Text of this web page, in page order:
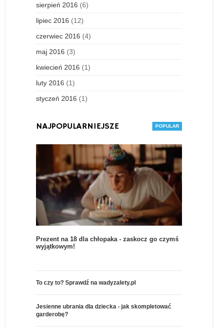
sierpień 2016 (6)
lipiec 2016 (12)
czerwiec 2016 (4)
maj 2016 (3)
kwiecień 2016 (1)
luty 2016 (1)
styczeń 2016 (1)
NAJPOPULARNIEJSZE
Prezent na 18 dla chłopaka - zaskocz go czymś
wyjątkowym!
To czy to? Sprawdź na wadyzalety.pl
Jesienne ubrania dla dziecka - jak skompletować
garderobę?